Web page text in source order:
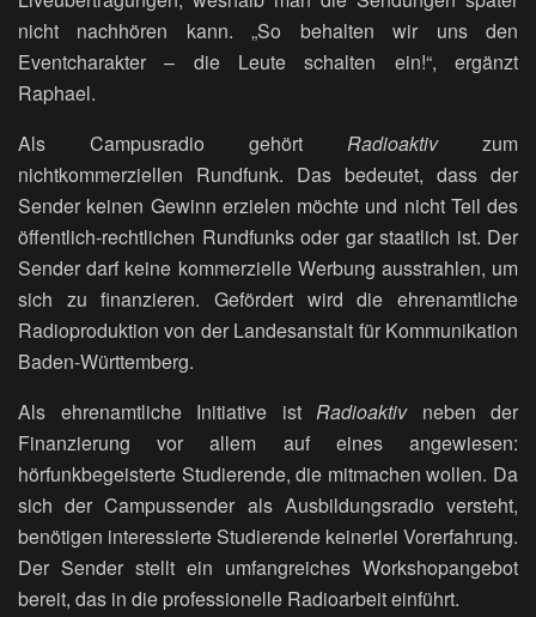
nicht nachhören kann. „So behalten wir uns den
Eventcharakter – die Leute schalten ein!“, ergänzt
Raphael.
Als Campusradio gehört Radioaktivzum
nichtkommerziellen Rundfunk. Das bedeutet, dass der
Sender keinen Gewinn erzielen möchte und nicht Teil des
öffentlich-rechtlichen Rundfunks oder gar staatlich ist. Der
Sender darf keine kommerzielle Werbung ausstrahlen, um
sich zu finanzieren. Gefördert wird die ehrenamtliche
Radioproduktion von der Landesanstalt für Kommunikation
Baden-Württemberg.
Als ehrenamtliche Initiative ist Radioaktivneben der
Finanzierung vor allem auf eines angewiesen:
hörfunkbegeisterte Studierende, die mitmachen wollen. Da
sich der Campussender als Ausbildungsradio versteht,
benötigen interessierte Studierende keinerlei Vorerfahrung.
Der Sender stellt ein umfangreiches Workshopangebot
bereit, das in die professionelle Radioarbeit einführt.